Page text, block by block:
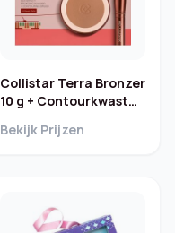
Collistar Terra Bronzer
10 g + Contourkwast
Bekijk Prijzen